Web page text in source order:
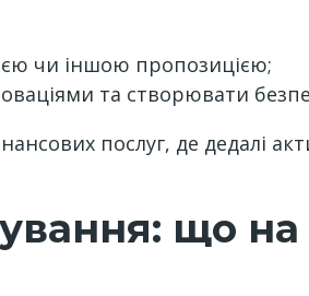
чи іншою пропозицією;
та створювати
послуг, де дедалі
що